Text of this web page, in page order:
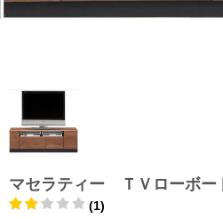
マセラティー ＴＶローボ
(1)